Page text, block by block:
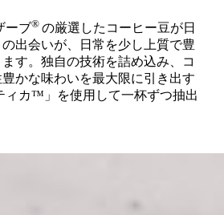
ーブ® の厳選したコーヒー豆が日
出会いが、日常を少し上質で豊
す。独自の技術を詰め込み、コ
かな味わいを最大限に引き出す
ィカ™」を使用して一杯ずつ抽出